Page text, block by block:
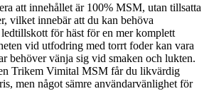
att innehållet är 100% MSM, utan tillsatta
vilket innebär att du kan behöva
för häst för en mer komplett
vid utfodring med torrt foder kan vara
behöver vänja sig vid smaken och lukten.
Trikem Vimital MSM får du likvärdig
men något sämre användarvänlighet för